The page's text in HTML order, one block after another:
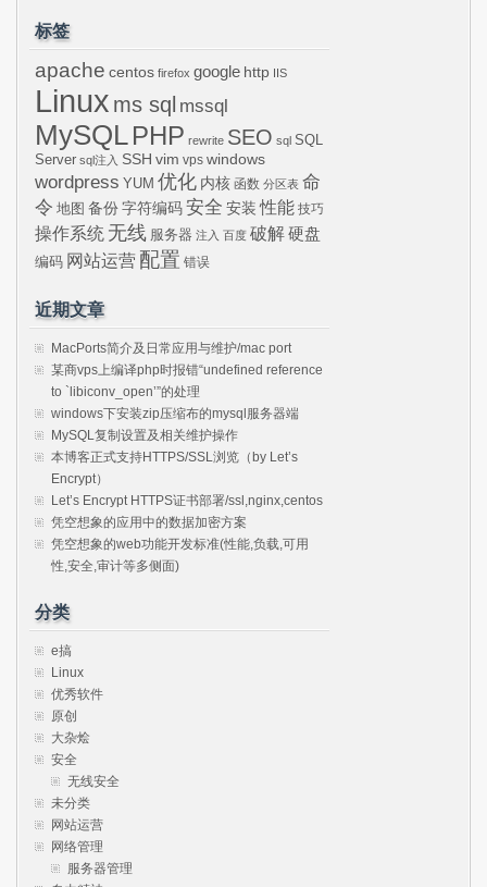
标签
apache centos firefox google http IIS
Linux ms sql mssql
MySQLPHP rewrite SEO sql SQL
Server sql注入 SSH vim vps windows
wordpress YUM 优化 内核 函数 分区表 命
令 地图 备份 字符编码 安全 安装 性能 技巧
操作系统 无线 服务器 注入 百度 破解硬盘
编码 网站运营 配置 错误
近期文章
MacPorts简介及日常应用与维护/mac port
某商vps上编译php时报错“undefined reference
to `libiconv_open’”的处理
windows下安装zip压缩布的mysql服务器端
MySQL复制设置及相关维护操作
本博客正式支持HTTPS/SSL浏览（by Let’s
Encrypt）
Let’s Encrypt HTTPS证书部署/ssl,nginx,centos
凭空想象的应用中的数据加密方案
凭空想象的web功能开发标准(性能,负载,可用
性,安全,审计等多侧面)
分类
e搞
Linux
优秀软件
原创
大杂烩
安全
无线安全
未分类
网站运营
网络管理
服务器管理